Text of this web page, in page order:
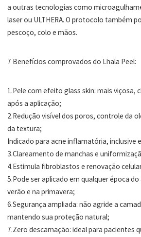
a outras tecnologias como
laser ou ULTHERA. O protocolo também
pescoço, colo e mãos.
7 Benefícios comprovados do Lhala Peel:
1.Pele com efeito glass skin: mais viçosa,
após a aplicação;
2.Redução visível dos poros, controle da
da textura;
Indicado para acne inflamatória, inclusive
3.Clareamento de manchas e
4.Estimula fibroblastos e renovação
5.Pode ser aplicado em qualquer época
verão e na primavera;
6.Segurança ampliada: não agride a
mantendo sua proteção natural;
7.Zero descamação: ideal para pacientes